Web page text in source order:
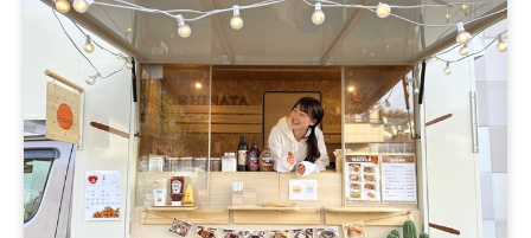
ー、ミネラルウォーター